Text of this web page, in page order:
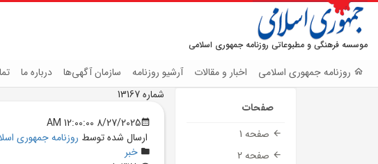
موسسه فرهنگی و مطبوعاتی روزنامه جمهوری اسلامی
روزنامه جمهوری اسلامی اخبار و مقالات آرشیو روزنامه سازمان آگهی‌ها درباره ما
صفحات
صفحه 1
صفحه 2
شماره 13167
8/27/2025 12:00:00 AM
ارسال شده توسط روزنامه جمهوری
خبر